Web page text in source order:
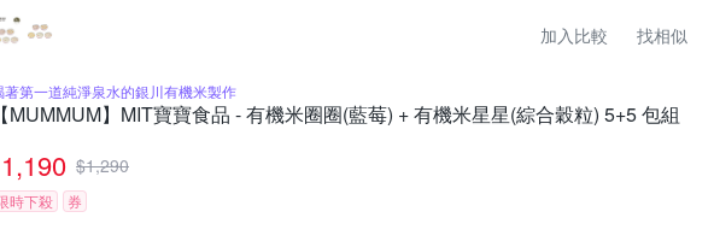
加入比較 找相似
著第一道純淨泉水的銀川有機米製作
MUMMUM】MIT寶寶食品 - 有機米圈圈(藍莓) + 有機米星星(綜合穀粒) 5+5 包組
1,190 $1,290
時下殺 券